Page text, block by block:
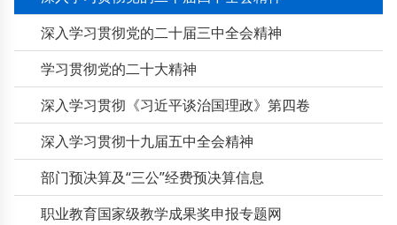
深入学习贯彻党的二十届三中全会精神
学习贯彻党的二十大精神
深入学习贯彻《习近平谈治国理政》第四卷
深入学习贯彻十九届五中全会精神
部门预决算及“三公”经费预决算信息
职业教育国家级教学成果奖申报专题网